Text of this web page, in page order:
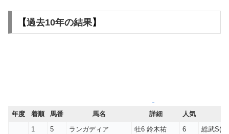
【過去10年の結果】
年度 着順 馬番 馬名 詳細 人気
1 5 ランガディア 牡6 鈴木祐 6
総武S(